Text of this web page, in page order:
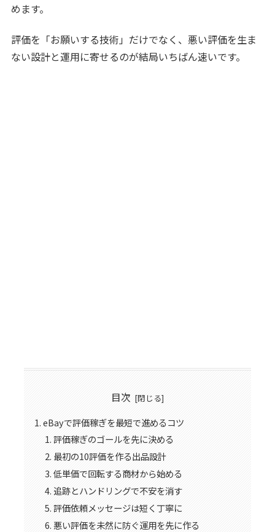
めます。
評価を「お願いする技術」だけでなく、悪い評価を生ま
ない設計と運用に寄せるのが結局いちばん速いです。
目次
eBayで評価稼ぎを最短で進めるコツ
評価稼ぎのゴールを先に決める
最初の10評価を作る出品設計
低単価で回転する商材から始める
追跡とハンドリングで不安を消す
評価依頼メッセージは短く丁寧に
悪い評価を未然に防ぐ運用を先に作る